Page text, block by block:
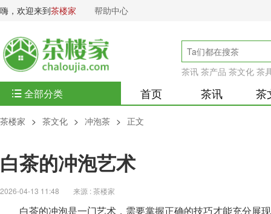
嗨，欢迎来到茶楼家 帮助中心
茶讯 茶产品 茶文化 茶
全部分类 首页 茶讯 茶
茶楼家 > 茶文化 > 冲泡茶 > 正文
白茶的冲泡艺术
2026-04-13 11:48 来源 : 茶楼家
白茶的冲泡是一门艺术，需要掌握正确的技巧才能充分展